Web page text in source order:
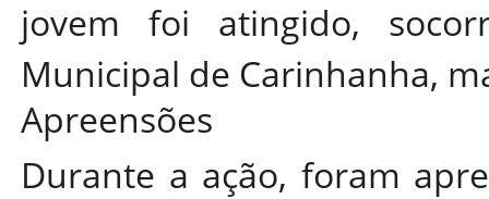
jovem foi atingido,
Municipal de Carinhanha,
Apreensões
Durante a ação, foram